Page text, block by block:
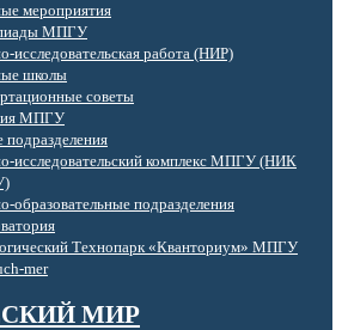
мероприятия
МПГУ
исследовательская работа (НИР)
школы
советы
МПГУ
исследовательский комплекс МПГУ (НИК
образовательные подразделения
Технопарк «Кванториум» МПГУ
МИР